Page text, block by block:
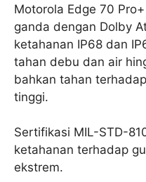
Motorola Edge 70
ganda dengan Dolby
ketahanan IP68 dan
tahan debu dan air
bahkan tahan
tinggi.
Sertifikasi MIL-STD-
ketahanan terhadap
ekstrem.